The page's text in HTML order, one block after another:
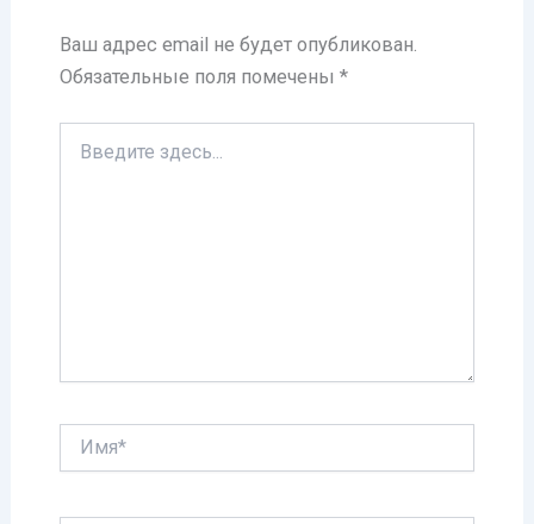
Ваш адрес email не будет опубликован.
Обязательные поля помечены *
здесь...